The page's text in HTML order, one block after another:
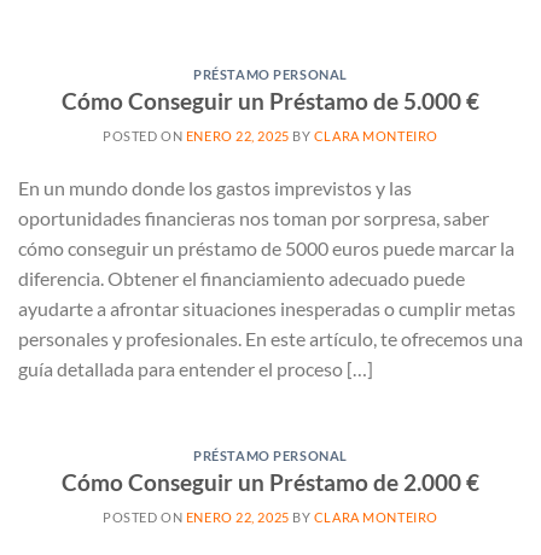
PRÉSTAMO PERSONAL
Cómo Conseguir un Préstamo de 5.000 €
POSTED ON ENERO 22, 2025 BY CLARA MONTEIRO
En un mundo donde los gastos imprevistos y las
oportunidades financieras nos toman por sorpresa, saber
cómo conseguir un préstamo de 5000 euros puede marcar la
diferencia. Obtener el financiamiento adecuado puede
ayudarte a afrontar situaciones inesperadas o cumplir metas
personales y profesionales. En este artículo, te ofrecemos una
guía detallada para entender el proceso […]
PRÉSTAMO PERSONAL
Cómo Conseguir un Préstamo de 2.000 €
POSTED ON ENERO 22, 2025 BY CLARA MONTEIRO